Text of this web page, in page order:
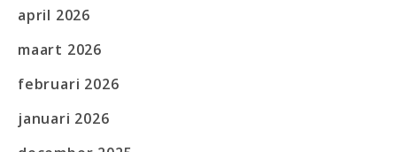
april 2026
maart 2026
februari 2026
januari 2026